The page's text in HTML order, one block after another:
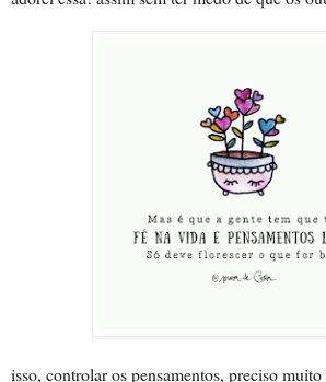
isso, controlar os pensamentos, preciso muito